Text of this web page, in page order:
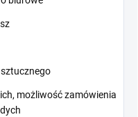
możliwość zamówienia